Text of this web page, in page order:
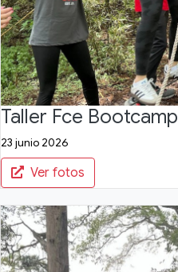
Taller Fce Bootcamp
23 junio 2026
Ver fotos